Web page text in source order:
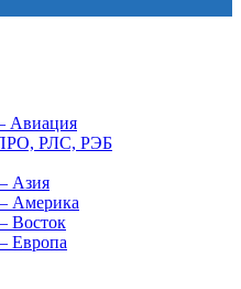
Авиация
РЛС, РЭБ
Азия
Америка
Восток
Европа